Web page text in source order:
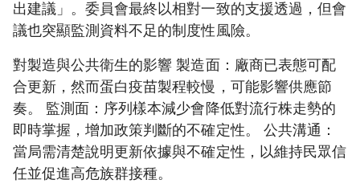
出建議」。委員會最終以相對一致的支援透過，但會
議也突顯監測資料不足的制度性風險。
對製造與公共衛生的影響 製造面：廠商已表態可配
合更新，然而蛋白疫苗製程較慢，可能影響供應節
奏。 監測面：序列樣本減少會降低對流行株走勢的
即時掌握，增加政策判斷的不確定性。 公共溝通：
當局需清楚說明更新依據與不確定性，以維持民眾信
任並促進高危族群接種。